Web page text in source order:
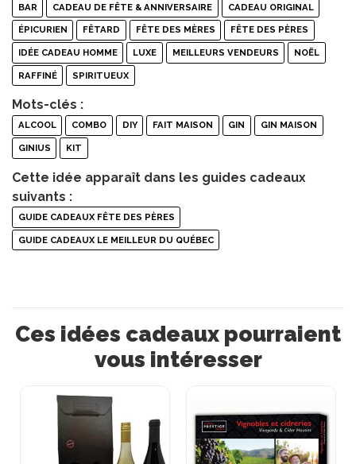
BAR CADEAU DE FÊTE & ANNIVERSAIRE CADEAU ORIGINAL
ÉPICURIEN FÊTARD FÊTE DES MÈRES FÊTE DES PÈRES
IDÉE CADEAU HOMME LUXE MEILLEURS VENDEURS NOËL
RAFFINÉ SPIRITUEUX
Mots-clés :
ALCOOL COMBO DIY FAIT MAISON GIN GIN MAISON
GINIUS KIT
Cette idée apparaît dans les guides cadeaux
suivants :
GUIDE CADEAUX FÊTE DES PÈRES
GUIDE CADEAUX LE MEILLEUR DU QUÉBEC
Ces idées cadeaux pourraient
vous intéresser